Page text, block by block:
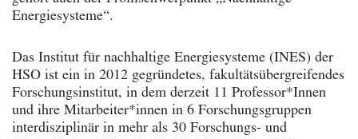
Energiesysteme“.
Das Institut für nachhaltige Energiesysteme (INES) der
HSO ist ein in 2012 gegründetes, fakultätsübergreifendes
Forschungsinstitut, in dem derzeit 11 Professor*Innen
und ihre Mitarbeiter*innen in 6 Forschungsgruppen
interdisziplinär in mehr als 30 Forschungs- und